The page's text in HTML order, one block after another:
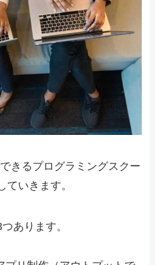
きるプログラミングスクー
ていきます。
あります。